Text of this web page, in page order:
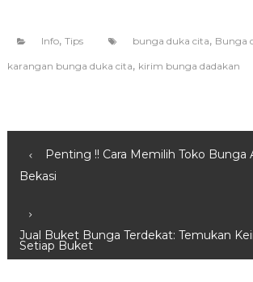
Info, Tips bunga duka cita, Bunga
karangan bunga duka cita, kirim bunga dadakan
a
i
Penting !! Cara Memilih Toko Bunga
Bekasi
Jual Buket Bunga Terdekat: Temukan
Setiap Buket